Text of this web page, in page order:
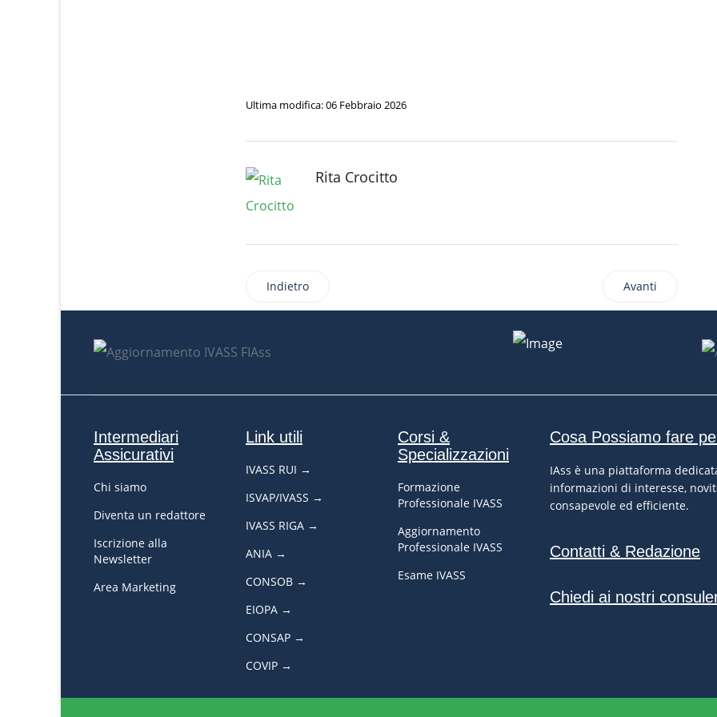
Ultima modifica: 06 Febbraio 2026
Rita Crocitto
Indietro Avanti
Intermediari
Assicurativi
Chi siamo
Diventa un redattore
Iscrizione alla
Newsletter
Area Marketing
Link utili
IVASS RUI →
ISVAP/IVASS →
IVASS RIGA →
ANIA →
CONSOB →
EIOPA →
CONSAP →
COVIP →
Corsi &
Specializzazioni
Formazione
Professionale IVASS
Aggiornamento
Professionale IVASS
Esame IVASS
Cosa Possiamo fare
IAss è una piattaforma
informazioni di interesse,
consapevole ed efficiente.
Contatti & Redazione
Chiedi ai nostri